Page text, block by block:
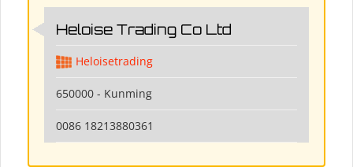
Heloise Trading Co Ltd
Heloisetrading
650000 - Kunming
0086 18213880361